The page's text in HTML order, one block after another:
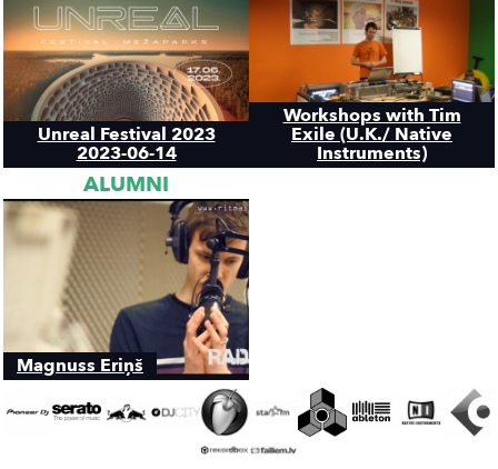
Unreal Festival 2023
2023-06-14
Workshops with Tim
Exile (U.K./ Native
Instruments)
ALUMNI
Magnuss Eriņš